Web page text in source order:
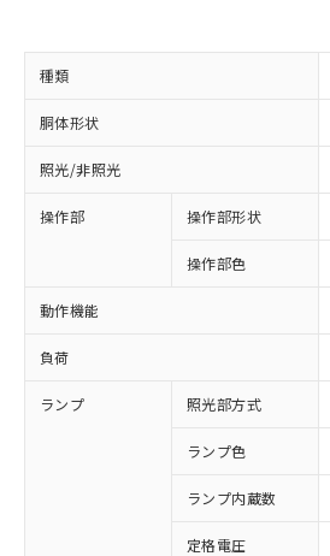
種類
胴体形状
照光/非照光
操作部 操作部形状
操作部色
動作機能
負荷
ランプ 照光部方式
ランプ色
ランプ内蔵数
定格電圧